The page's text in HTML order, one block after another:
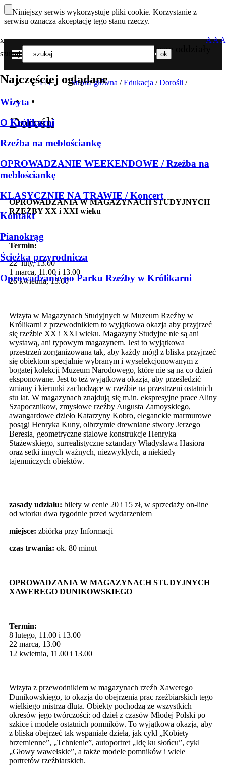
Niniejszy serwis wykorzystuje pliki cookie. Korzystanie z
serwisu oznacza akceptację tego stanu rzeczy.
Nasze oddziały
MENU
x
szukaj
Najczęściej oglądane
Wizyta
O Królikarni
Rzeźba na meblościankę
OPROWADZANIE WEEKENDOWE / Rzeźba na
meblościankę
KLASYCZNIE NA TRAWIE / Koncert
Kontakt
Pianokrąg
Ścieżka przyrodnicza
Oprowadzanie po Parku Rzeźby w Królikarni
AAA
EN Strona główna / Edukacja /Dorośli /
Dorośli
OPROWADZANIA W MAGAZYNACH STUDYJNYCH
RZEŹBY XX i XXI wieku
Termin:
22 luty, 13.00
1 marca, 11.00 i 13.00
26 kwietnia, 13.00
Wizyta w Magazynach Studyjnych w Muzeum Rzeźby w
Królikarni z przewodnikiem to wyjątkowa okazja aby przyjrzeć
się rzeźbie XX i XXI wieku. Magazyny Studyjne nie są ani
wystawą, ani typowym magazynem. Jest to wyjątkowa
przestrzeń zorganizowana tak, aby każdy mógł z bliska przyjrzeć
się obiektom specjalnie wybranym i wyselekcjonowanym z
bogatej kolekcji Muzeum Narodowego, które nie są na co dzień
eksponowane. Jest to też wyjątkowa okazja, aby prześledzić
zmiany i kierunki zachodzące w rzeźbie na przestrzeni ostatnich
stu lat. W magazynach znajdują się m.in. ekspresyjne prace Aliny
Szapocznikow, zmysłowe rzeźby Augusta Zamoyskiego,
awangardowe dzieło Katarzyny Kobro, eleganckie marmurowe
posągi Henryka Kuny, olbrzymie drewniane stwory Jerzego
Beresia, geometryczne stalowe konstrukcje Henryka
Stażewskiego, surrealistyczne sztandary Władysława Hasiora
oraz setki innych ważnych, niezwykłych, a niekiedy
tajemniczych obiektów.
zasady udziału: bilety w cenie 20 i 15 zł, w sprzedaży on-line
od wtorku dwa tygodnie przed wydarzeniem
miejsce: zbiórka przy Informacji
czas trwania: ok. 80 minut
OPROWADZANIA W MAGAZYNACH STUDYJNYCH
XAWEREGO DUNIKOWSKIEGO
Termin:
8 lutego, 11.00 i 13.00
22 marca, 13.00
12 kwietnia, 11.00 i 13.00
Wizyta z przewodnikiem w magazynach rzeźb Xawerego
Dunikowskiego, to okazja do obejrzenia prac rzeźbiarskich tego
wielkiego mistrza dłuta. Obiekty pochodzą ze wszystkich
okresów jego twórczości: od dzieł z czasów Młodej Polski po
szkice i modele ostatnich pomników. To wyjątkowa okazja, aby
z bliska obejrzeć tak wspaniałe dzieła, jak cykl „Kobiety
brzemienne”, „Tchnienie”, autoportret „Idę ku słońcu”, cykl
„Głowy wawelskie”, a także modele pomników i wiele
portretów rzeźbiarskich.